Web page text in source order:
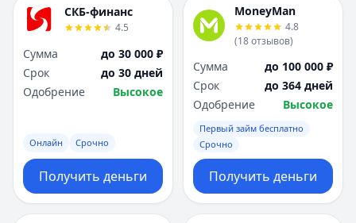
СКБ-финанс
4.5
Сумма
до 30 000 ₽
Срок
до 30 дней
Одобрение
Высокое
Онлайн Срочно
Получить деньги
MoneyMan
4.8
(18отзывов)
Сумма
до 100 000 ₽
Срок
до 364 дней
Одобрение
Высокое
Первый займ бесплатно
Срочно
Получить деньги